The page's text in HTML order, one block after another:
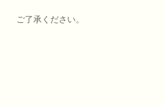
ご了承ください。